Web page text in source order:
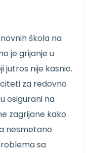
škola na
je grijanje u
jutros nije kasnio.
za redovno
osigurani na
zagrijane kako
nesmetano
sa